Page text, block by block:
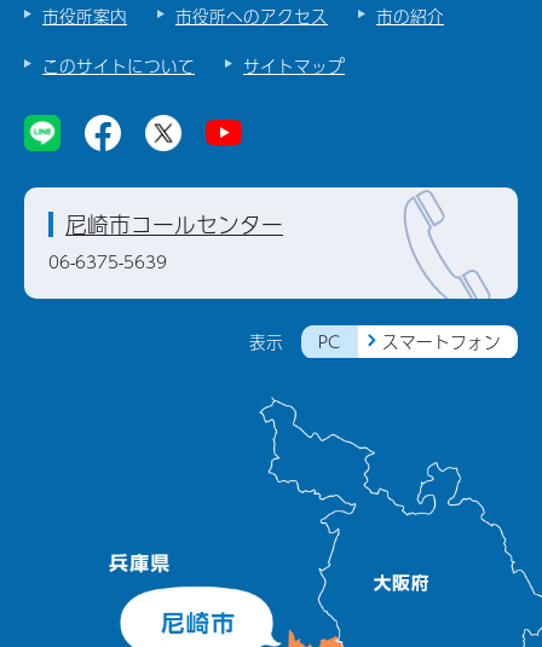
市役所案内 市役所へのアクセス
市の紹介
このサイトについて
サイトマップ
表示 PC スマートフォン
尼崎市コールセンター
06-6375-5639